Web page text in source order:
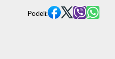
Podeli: